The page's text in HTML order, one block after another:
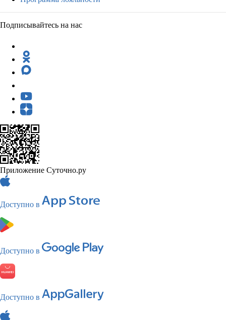
Подписывайтесь на нас
Приложение Суточно.ру
Доступно в
Доступно в
Доступно в